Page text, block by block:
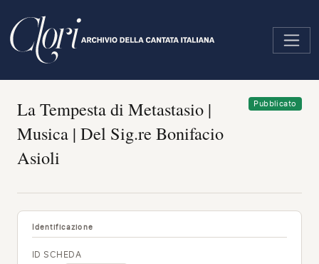
contenuto
principale
La Tempesta di Metastasio |
Musica | Del Sig.re Bonifacio
Asioli
Pubblicato
Identificazione
ID SCHEDA